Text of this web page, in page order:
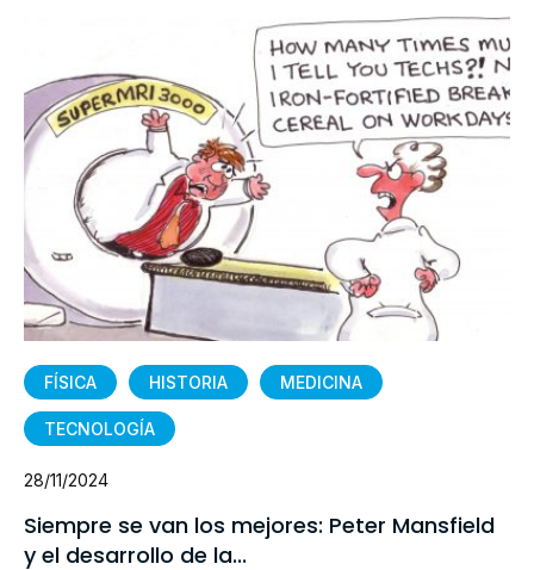
FÍSICA HISTORIA MEDICINA
TECNOLOGÍA
28/11/2024
Siempre se van los mejores: Peter Mansfield
y el desarrollo de la...